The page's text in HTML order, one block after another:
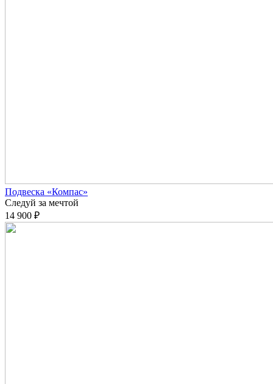
Подвеска «Компас»
Следуй за мечтой
14 900 ₽